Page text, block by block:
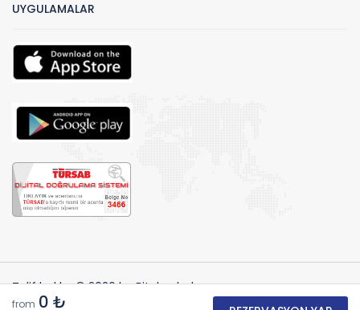
from 0 ₺
UYGULAMALAR
Telif hakları© 2026 by Biteknebul